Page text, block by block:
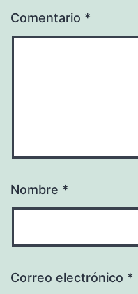
Comentario *
Nombre *
Correo electrónico *